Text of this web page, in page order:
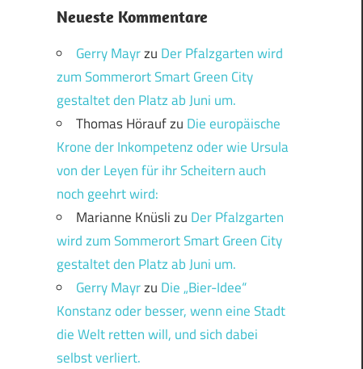
Neueste Kommentare
Gerry Mayrzu Der Pfalzgarten wird
zum Sommerort Smart Green City
gestaltet den Platz ab Juni um.
Thomas Höraufzu Die europäische
Krone der Inkompetenz oder wie Ursula
von der Leyen für ihr Scheitern auch
noch geehrt wird:
Marianne Knüslizu Der Pfalzgarten
wird zum Sommerort Smart Green City
gestaltet den Platz ab Juni um.
Gerry Mayrzu Die „Bier-Idee“
Konstanz oder besser, wenn eine Stadt
die Welt retten will, und sich dabei
selbst verliert.